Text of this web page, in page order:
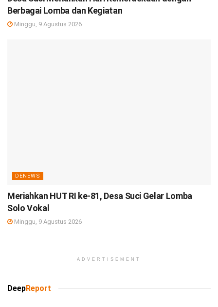
Berbagai Lomba dan Kegiatan
Minggu, 9 Agustus 2026
DENEWS
Meriahkan HUT RI ke-81, Desa Suci Gelar Lomba
Solo Vokal
Minggu, 9 Agustus 2026
ADVERTISEMENT
DeepReport